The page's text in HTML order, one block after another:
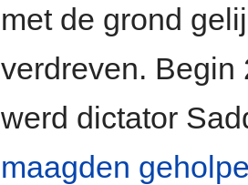
met de grond
verdreven. Begin
werd dictator
maagden